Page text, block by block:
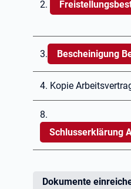
2.
3. Bescheinigung
4. Kopie
8.
Schlusserklärung
Dokumente